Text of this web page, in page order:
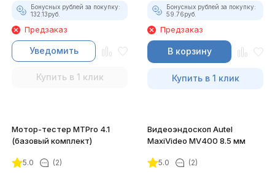
Бонусных рублей за покупку:
132.13руб.
Предзаказ
Уведомить
Купить в 1 клик
Бонусных рублей за покупку:
59.76руб.
Предзаказ
В корзину
Купить в 1 клик
Мотор-тестер MTPro 4.1
(базовый комплект)
5.0 (2)
Видеоэндоскоп Autel
MaxiVideo MV400 8.5 мм
5.0 (2)